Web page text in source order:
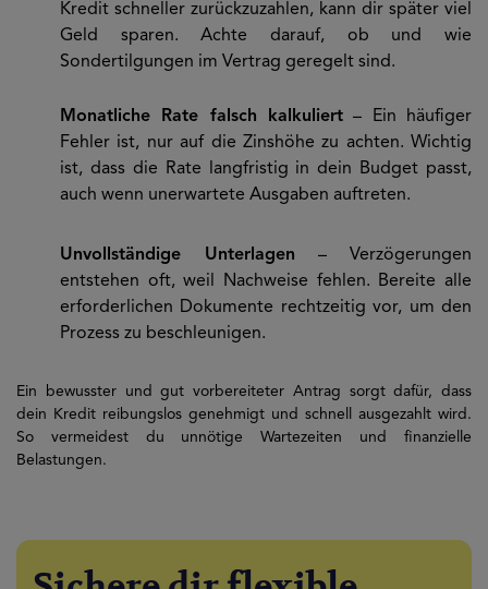
Kredit schneller zurückzuzahlen, kann dir später viel
Geld sparen. Achte darauf, ob und wie
Sondertilgungen im Vertrag geregelt sind.
Monatliche Rate falsch kalkuliert – Ein häufiger
Fehler ist, nur auf die Zinshöhe zu achten. Wichtig
ist, dass die Rate langfristig in dein Budget passt,
auch wenn unerwartete Ausgaben auftreten.
Unvollständige Unterlagen – Verzögerungen
entstehen oft, weil Nachweise fehlen. Bereite alle
erforderlichen Dokumente rechtzeitig vor, um den
Prozess zu beschleunigen.
Ein bewusster und gut vorbereiteter Antrag sorgt dafür, dass
dein Kredit reibungslos genehmigt und schnell ausgezahlt wird.
So vermeidest du unnötige Wartezeiten und finanzielle
Belastungen.